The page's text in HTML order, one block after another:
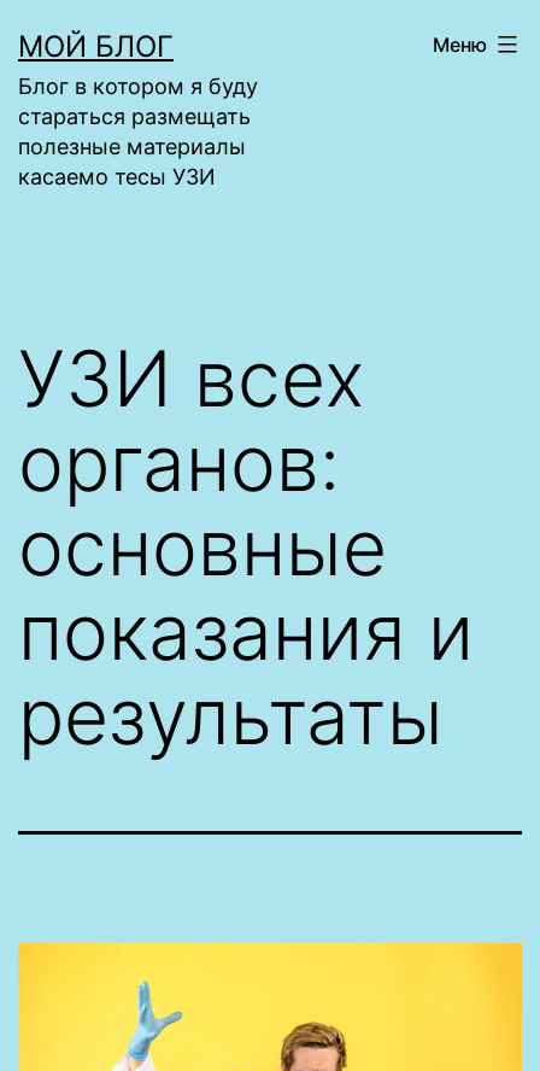
содержимому
МОЙ БЛОГ
Блог в котором я буду
стараться размещать
полезные материалы
касаемо тесы УЗИ
Меню
УЗИ всех
органов:
основные
показания и
результаты